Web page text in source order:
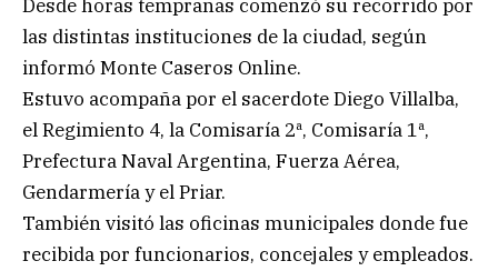
Desde horas tempranas comenzó su recorrido por
las distintas instituciones de la ciudad, según
informó Monte Caseros Online.
Estuvo acompaña por el sacerdote Diego Villalba,
el Regimiento 4, la Comisaría 2ª, Comisaría 1ª,
Prefectura Naval Argentina, Fuerza Aérea,
Gendarmería y el Priar.
También visitó las oficinas municipales donde fue
recibida por funcionarios, concejales y empleados.